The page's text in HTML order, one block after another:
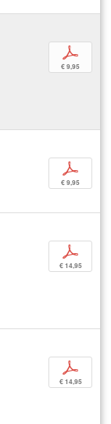
p
€ 9,95
p
€ 9,95
p
€ 14,95
p
€ 14,95